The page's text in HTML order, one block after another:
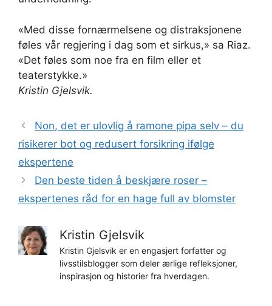
«Med disse fornærmelsene og distraksjonene
føles vår regjering i dag som et sirkus,» sa Riaz.
«Det føles som noe fra en film eller et
teaterstykke.»
Kristin Gjelsvik.
Non, det er ulovlig å ramone pipa selv – du
risikerer bot og redusert forsikring ifølge
ekspertene
Den beste tiden å beskjære roser –
ekspertenes råd for en hage full av blomster
Kristin Gjelsvik
Kristin Gjelsvik er en engasjert forfatter og
livsstilsblogger som deler ærlige refleksjoner,
inspirasjon og historier fra hverdagen.